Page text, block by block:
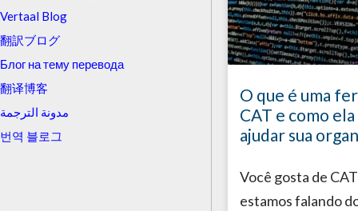
Vertaal Blog
翻訳ブログ
Блог на тему перевода
翻译博客
مدونة الترجمة
번역 블로그
O que é uma
CAT e como
ajudar sua
Você gosta de
estamos falando